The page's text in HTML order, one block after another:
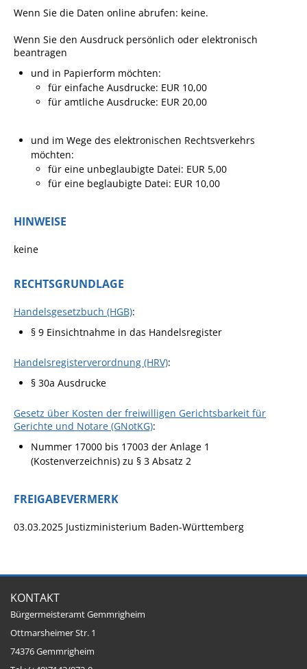
Mitarbeitende im Rathaus
Bekanntmachungen
Ausschreibungen
Bebauungspläne
Gemeinderat
Standesamtliche
Trauungen
Steillagen/Weinberge
RADKultur in
Gemmrigheim
Angebote für Senioren
Orestiada
Wenn Sie die Daten online abrufen: keine.
Wenn Sie den Ausdruck persönlich oder elektronisch
beantragen
und in Papierform möchten:
für einfache Ausdrucke: EUR 10,00
für amtliche Ausdrucke: EUR 20,00
und im Wege des elektronischen Rechtsverkehrs
möchten:
für eine unbeglaubigte Datei: EUR 5,00
für eine beglaubigte Datei: EUR 10,00
HINWEISE
keine
RECHTSGRUNDLAGE
Handelsgesetzbuch (HGB):
§ 9 Einsichtnahme in das Handelsregister
Handelsregisterverordnung (HRV):
§ 30a Ausdrucke
Gesetz über Kosten der freiwilligen Gerichtsbarkeit für
Gerichte und Notare (GNotKG):
Nummer 17000 bis 17003 der Anlage 1
(Kostenverzeichnis) zu § 3 Absatz 2
FREIGABEVERMERK
03.03.2025 Justizministerium Baden-Württemberg
KONTAKT
Bürgermeisteramt Gemmrigheim
Ottmarsheimer Str. 1
74376 Gemmrigheim